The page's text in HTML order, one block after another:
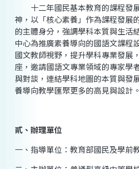
十二年國民基本教育的課程發
神，以「核心素養」作為課程發展
的主體身分，強調學科本質與生活
中心為推廣素養導向的國語文課程
國文教師視野，提升學科專業發展
座，邀請國語文專業領域的專家學
與對談，連結學科地圖的本質與發
養導向教學匯聚更多的高見與設計。
貳、辦理單位
一、指導單位：教育部國民及學前